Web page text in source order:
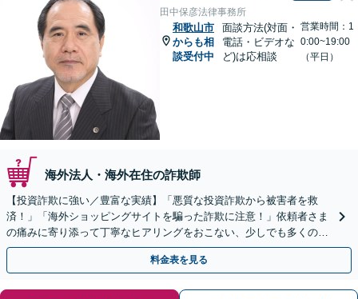
田中保彦法律事務所
和歌山市
からも相
談受付中
面談方法(対面・
電話・ビデオな
ど)は応相談
営業時間：1
0:00~19:00
（平日）
海外法人・海外在住の詐欺師
【投資詐欺に強い／豊富な実績】「悪質な投資詐欺から被害者を救
済！」「海外ショッピングサイトを騙った詐欺に注意！」依頼者さま
の痛みに寄り添って丁寧なヒアリングをおこない、少しでも多くの返
金が得られるよう尽力します！
料金表を見る